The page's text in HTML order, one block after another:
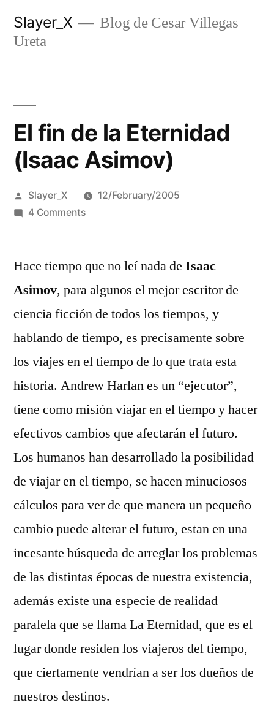
Slayer_X
Blog de Cesar Villegas
Ureta
El fin de la Eternidad
(Isaac Asimov)
Posted
by
Slayer_X
12/February/2005
4 Commentson
de
Eternidad
(Isaac
Asimov)
Hace tiempo que no leí nada de Isaac
Asimov, para algunos el mejor escritor de
ciencia ficción de todos los tiempos, y
hablando de tiempo, es precisamente sobre
los viajes en el tiempo de lo que trata esta
historia. Andrew Harlan es un “ejecutor”,
tiene como misión viajar en el tiempo y hacer
efectivos cambios que afectarán el futuro.
Los humanos han desarrollado la posibilidad
de viajar en el tiempo, se hacen minuciosos
cálculos para ver de que manera un pequeño
cambio puede alterar el futuro, estan en una
incesante búsqueda de arreglar los problemas
de las distintas épocas de nuestra existencia,
además existe una especie de realidad
paralela que se llama La Eternidad, que es el
lugar donde residen los viajeros del tiempo,
que ciertamente vendrían a ser los dueños de
nuestros destinos.